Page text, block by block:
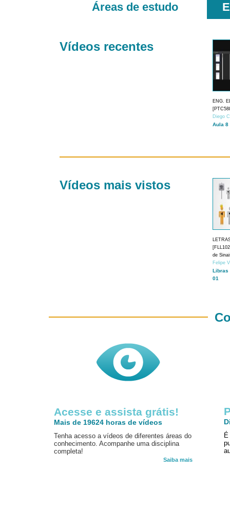
Áreas de estudo
Vídeos recentes
ENG.
Diego
Aula 8
Vídeos mais vistos
de
Felipe
Libras
01
Acesse e assista grátis!
Mais de 19624 horas de vídeos
Tenha acesso a vídeos de diferentes áreas do
conhecimento. Acompanhe uma disciplina
completa!
Saiba mais